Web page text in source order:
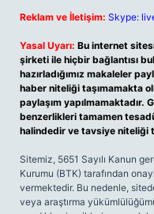
Reklam ve İletişim: Skype:
Yasal Uyarı: Bu internet
şirketi ile hiçbir bağlantısı
hazırladığımız makaleler
haber niteliği taşımamakta
paylaşım yapılmamaktadır.
benzerlikleri tamamen
halindedir ve tavsiye niteliği
Sitemiz, 5651 Sayılı Kanun
Kurumu (BTK) tarafından
vermektedir. Bu nedenle,
veya araştırma